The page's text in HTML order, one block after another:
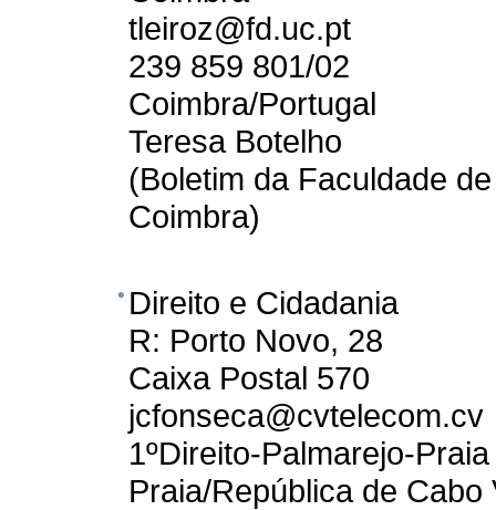
tleiroz@fd.uc.pt
239 859 801/02
Coimbra/Portugal
Teresa Botelho
(Boletim da Faculdade
Coimbra)
Direito e Cidadania
R: Porto Novo, 28
Caixa Postal 570
jcfonseca@cvtelecom.cv
1ºDireito-Palmarejo-Praia
Praia/República de Cabo